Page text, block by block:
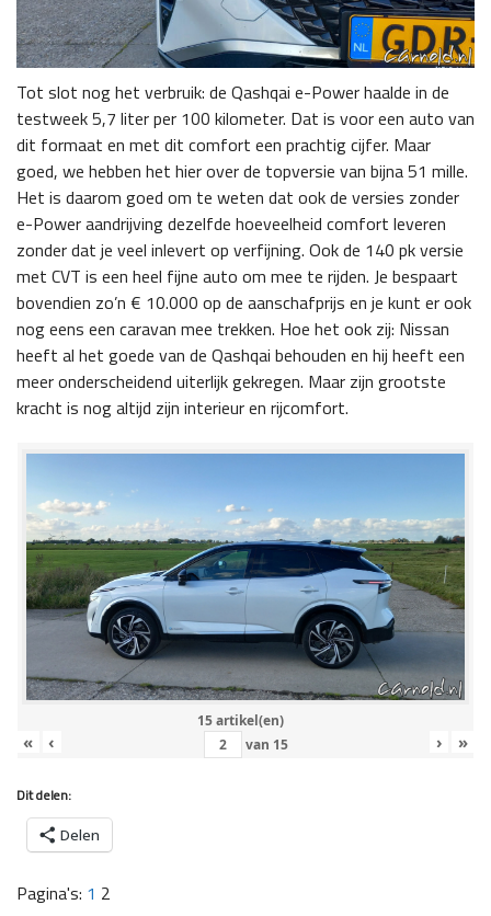
Tot slot nog het verbruik: de Qashqai e-Power haalde in de
testweek 5,7 liter per 100 kilometer. Dat is voor een auto van
dit formaat en met dit comfort een prachtig cijfer. Maar
goed, we hebben het hier over de topversie van bijna 51 mille.
Het is daarom goed om te weten dat ook de versies zonder
e-Power aandrijving dezelfde hoeveelheid comfort leveren
zonder dat je veel inlevert op verfijning. Ook de 140 pk versie
met CVT is een heel fijne auto om mee te rijden. Je bespaart
bovendien zo’n € 10.000 op de aanschafprijs en je kunt er ook
nog eens een caravan mee trekken. Hoe het ook zij: Nissan
heeft al het goede van de Qashqai behouden en hij heeft een
meer onderscheidend uiterlijk gekregen. Maar zijn grootste
kracht is nog altijd zijn interieur en rijcomfort.
15 artikel(en)
« ‹ van 15 › »
Dit delen:
Delen
Pagina's: 1 2